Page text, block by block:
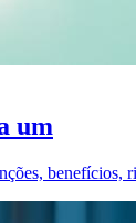
um
benefícios,